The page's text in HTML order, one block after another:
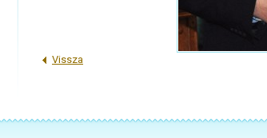
Vissza